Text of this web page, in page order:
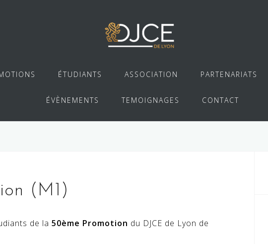
ÉTUDIANTS ASSOCIATION PARTENARIATS
ÉVÈNEMENTS TEMOIGNAGES CONTACT
(M1)
de la 50ème Promotion du DJCE de Lyon de